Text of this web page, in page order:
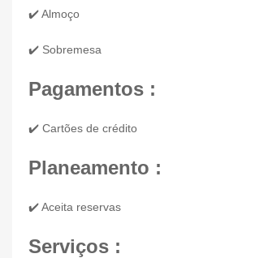
✔️ Almoço
✔️ Sobremesa
Pagamentos :
✔️ Cartões de crédito
Planeamento :
✔️ Aceita reservas
Serviços :